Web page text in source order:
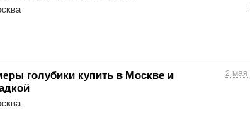
голубики купить в Москве и
2 мая